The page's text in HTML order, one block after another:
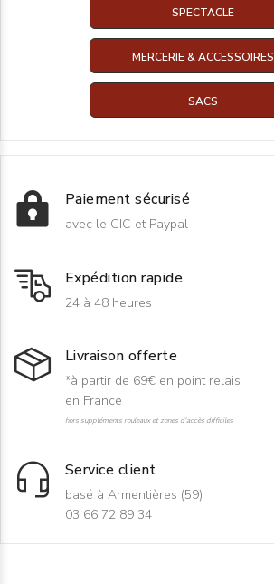
SPECTACLE
MERCERIE & ACCESSOIRES
SACS
Paiement sécurisé
avec le CIC et Paypal
Expédition rapide
24 à 48 heures
Livraison offerte
*à partir de 69€ en point relais
en France
hors suppléments rouleaux et zones d'accès difficiles
Service client
basé à Armentières (59)
03 66 72 89 34